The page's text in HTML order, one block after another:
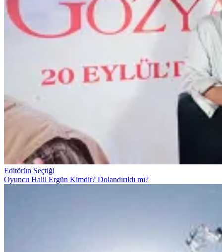
Editörün Seçtiği
Oyuncu Halil Ergün Kimdir? Dolandırıldı mı?